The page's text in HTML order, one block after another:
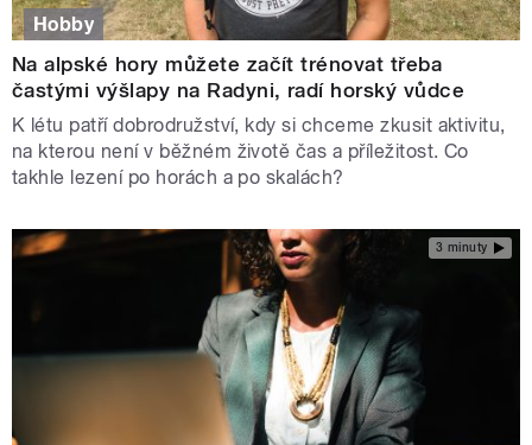
Hobby
Na alpské hory můžete začít trénovat třeba
častými výšlapy na Radyni, radí horský vůdce
K létu patří dobrodružství, kdy si chceme zkusit aktivitu,
na kterou není v běžném životě čas a příležitost. Co
takhle lezení po horách a po skalách?
3 minuty